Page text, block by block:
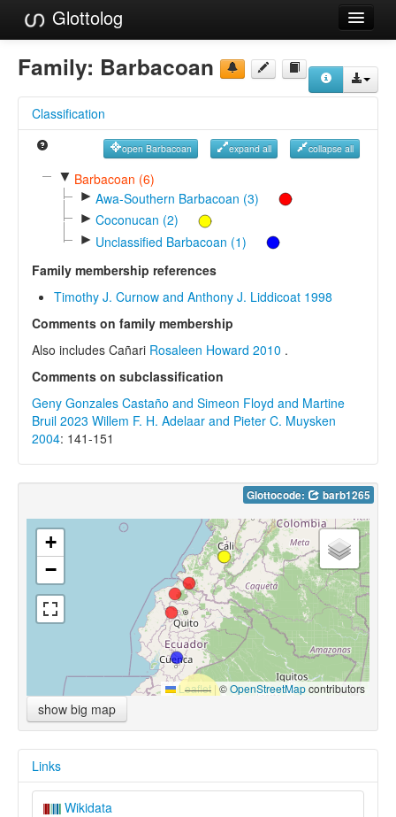
Glottolog
Languages
Language Search
Reference Search
GlottoScope
About
Family: Barbacoan
Classification
open Barbacoan expand all collapse all
▼ Barbacoan (6)
► Awa-Southern Barbacoan (3)
► Coconucan (2)
► Unclassified Barbacoan (1)
Family membership references
Timothy J. Curnow and Anthony J. Liddicoat 1998
Comments on family membership
Also includes Cañari Rosaleen Howard 2010 .
Comments on subclassification
Geny Gonzales Castaño and Simeon Floyd and Martine
Bruil 2023 Willem F. H. Adelaar and Pieter C. Muysken
2004: 141-151
Glottocode: barb1265
+
−
Leaflet |©OpenStreetMapcontributors
show big map
Links
Wikidata